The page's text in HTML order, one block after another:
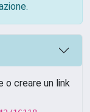
creare un link